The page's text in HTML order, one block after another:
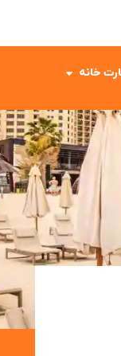
خانه